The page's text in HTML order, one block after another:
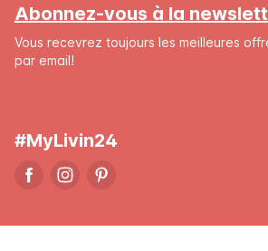
Abonnez-vous à la
Vous recevrez toujours les meilleures
par email!
#MyLivin24